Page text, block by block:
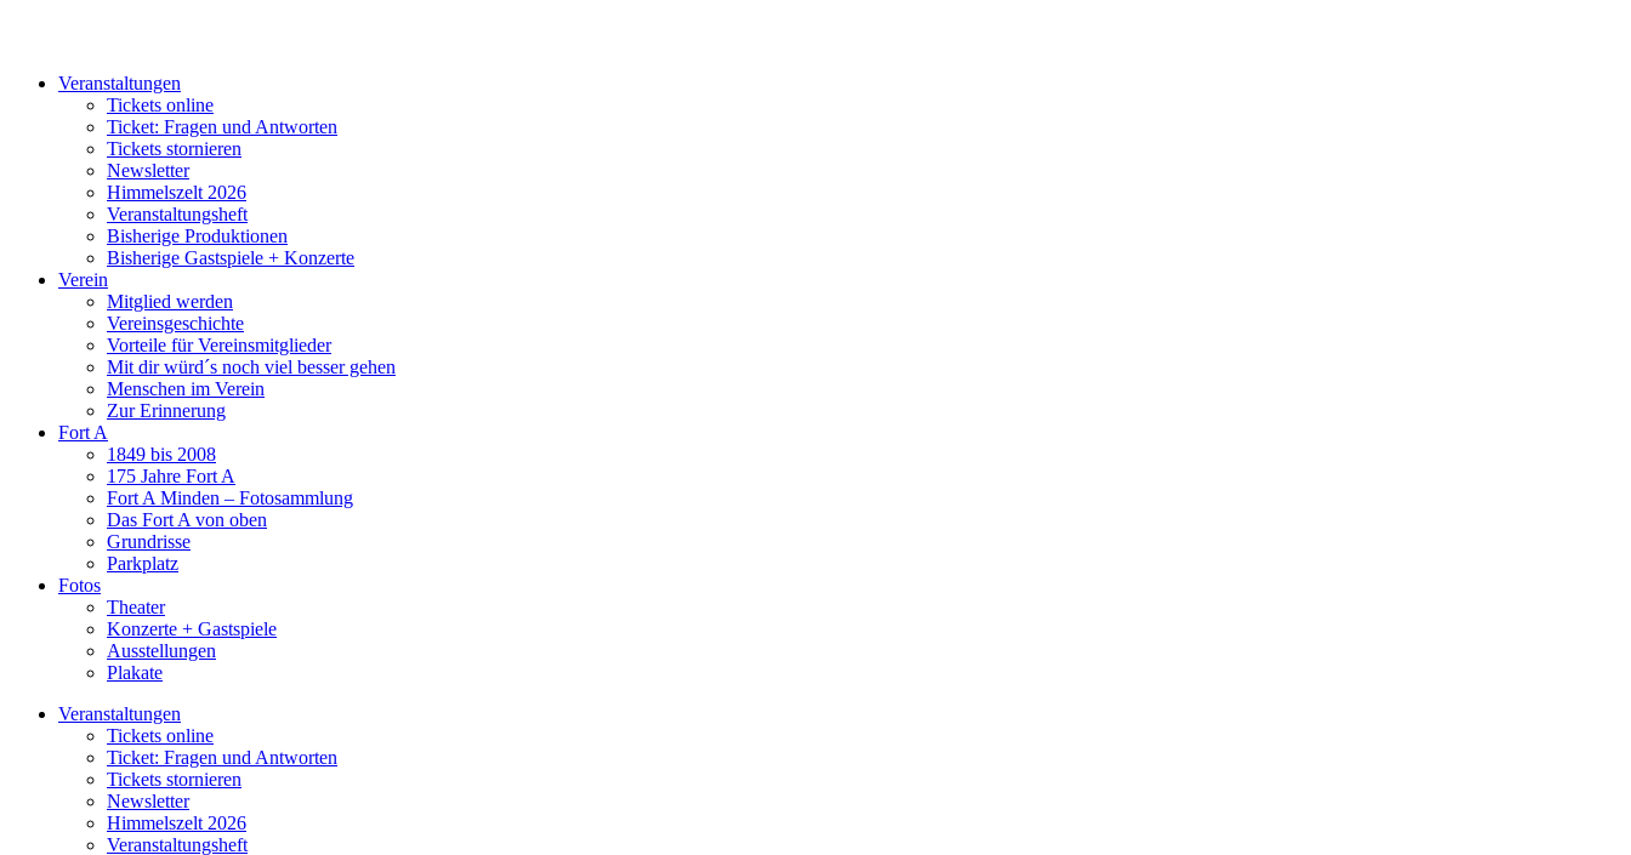
Veranstaltungen
Tickets online
Ticket: Fragen und Antworten
Tickets stornieren
Newsletter
Himmelszelt 2026
Veranstaltungsheft
Bisherige Produktionen
Bisherige Gastspiele + Konzerte
Verein
Mitglied werden
Vereinsgeschichte
Vorteile für Vereinsmitglieder
Mit dir würd´s noch viel besser gehen
Menschen im Verein
Zur Erinnerung
Fort A
1849 bis 2008
175 Jahre Fort A
Fort A Minden – Fotosammlung
Das Fort A von oben
Grundrisse
Parkplatz
Fotos
Theater
Konzerte + Gastspiele
Ausstellungen
Plakate
Veranstaltungen
Tickets online
Ticket: Fragen und Antworten
Tickets stornieren
Newsletter
Himmelszelt 2026
Veranstaltungsheft